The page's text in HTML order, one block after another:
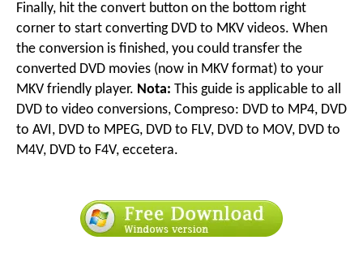
Finally, hit the convert button on the bottom right
corner to start converting DVD to MKV videos. When
the conversion is finished, you could transfer the
converted DVD movies (now in MKV format) to your
MKV friendly player. Nota: This guide is applicable to all
DVD to video conversions, Compreso: DVD to MP4, DVD
to AVI, DVD to MPEG, DVD to FLV, DVD to MOV, DVD to
M4V, DVD to F4V, eccetera.